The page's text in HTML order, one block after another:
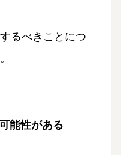
るべきことにつ
能性がある